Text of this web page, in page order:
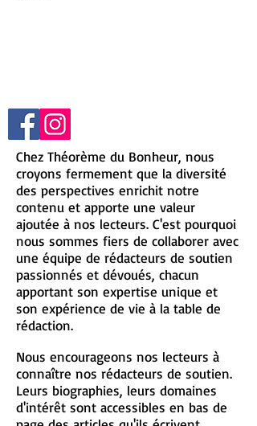
Chez Théorème du Bonheur, nous
croyons fermement que la diversité
des perspectives enrichit notre
contenu et apporte une valeur
ajoutée à nos lecteurs. C'est pourquoi
nous sommes fiers de collaborer avec
une équipe de rédacteurs de soutien
passionnés et dévoués, chacun
apportant son expertise unique et
son expérience de vie à la table de
rédaction.
Nous encourageons nos lecteurs à
connaître nos rédacteurs de soutien.
Leurs biographies, leurs domaines
d'intérêt sont accessibles en bas de